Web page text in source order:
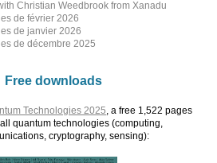
Christian Weedbrook from Xanadu
de février 2026
de janvier 2026
de décembre 2025
Free downloads
Technologies 2025 , a free 1,522 pages
quantum technologies (computing,
cryptography, sensing):